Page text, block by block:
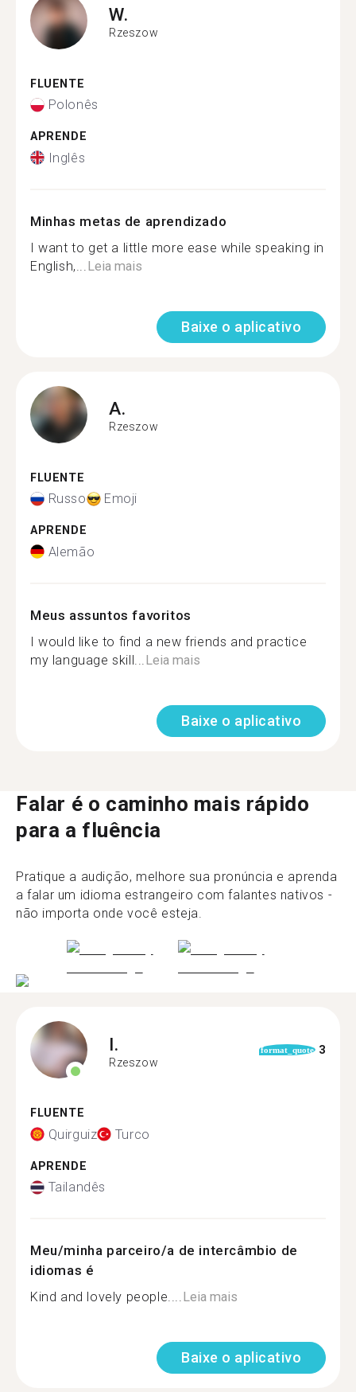
W.
Rzeszow
FLUENTE
Polonês
APRENDE
Inglês
Minhas metas de aprendizado
I want to get a little more ease while speaking in
English,... Leia mais
Baixe o aplicativo
A.
Rzeszow
FLUENTE
Russo Emoji
APRENDE
Alemão
Meus assuntos favoritos
I would like to find a new friends and practice
my language skill... Leia mais
Baixe o aplicativo
Falar é o caminho mais rápido
para a fluência
Pratique a audição, melhore sua pronúncia e aprenda
a falar um idioma estrangeiro com falantes nativos -
não importa onde você esteja.
I.
Rzeszow
format_quote 3
FLUENTE
Quirguiz Turco
APRENDE
Tailandês
Meu/minha parceiro/a de intercâmbio de
idiomas é
Kind and lovely people....Leia mais
Baixe o aplicativo